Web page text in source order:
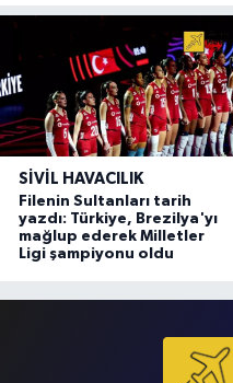
SIVIL HAVACILIK
Filenin Sultanları tarih
yazdı: Türkiye, Brezilya'yı
mağlup ederek Milletler
Ligi şampiyonu oldu